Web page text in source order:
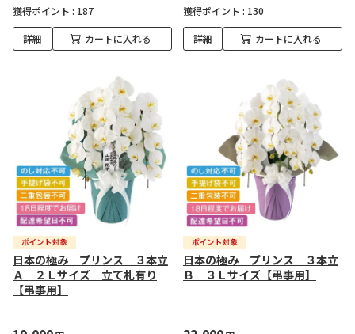
獲得ポイント : 187
詳細 カートに入れる
獲得ポイント : 130
詳細 カートに入れる
日本の極み プリンス ３本立
Ａ ２Ｌサイズ 立て札有り
【弔事用】
日本の極み プリンス ３本立
Ｂ ３Ｌサイズ【弔事用】